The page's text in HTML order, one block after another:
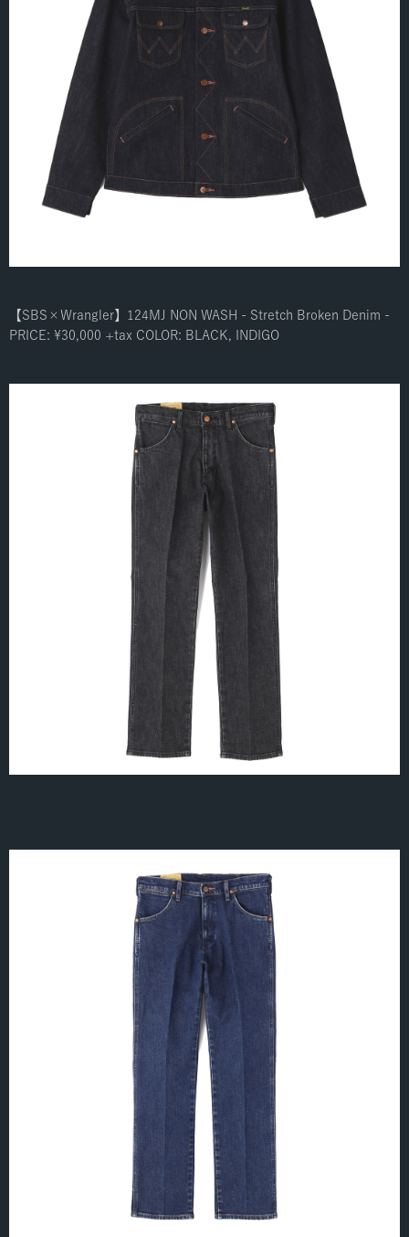
【SBS×Wrangler】124MJ NON WASH - Stretch Broken Denim -
PRICE: ¥30,000 +tax COLOR: BLACK, INDIGO